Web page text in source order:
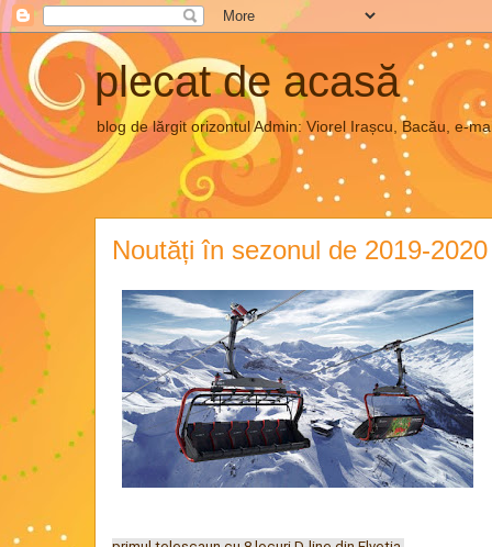
plecat de acasă
blog de lărgit orizontul Admin: Viorel Irașcu, Bacău, e-
Noutăți în sezonul de 2019-